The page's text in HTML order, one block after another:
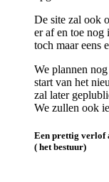
De site zal ook
er af en toe nog
toch maar eens
We plannen
start van het
zal later
We zullen ook
Een prettig verlof
( het bestuur)